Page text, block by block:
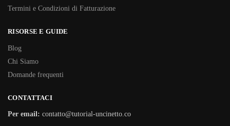
Termini e Condizioni di Fatturazione
RISORSE E GUIDE
Blog
Chi Siamo
Domande frequenti
CONTATTACI
Per email: contatto@tutorial-uncinetto.co